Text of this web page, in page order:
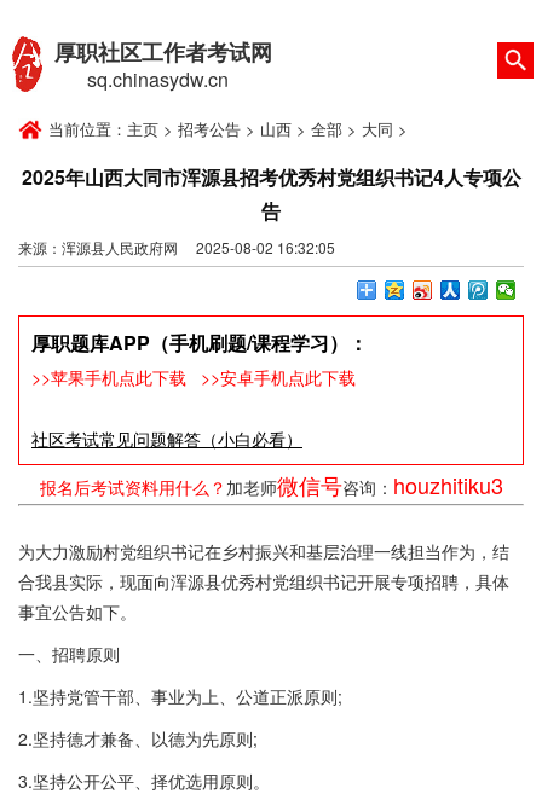
厚职社区工作者考试网
sq.chinasydw.cn
当前位置： 主页 > 招考公告 > 山西 > 全部 > 大同 >
2025年山西大同市浑源县招考优秀村党组织书记4人专项公
告
来源：浑源县人民政府网 2025-08-02 16:32:05
厚职题库APP（手机刷题/课程学习）：
>>苹果手机点此下载 >>安卓手机点此下载
社区考试常见问题解答（小白必看）
报名后考试资料用什么？ 加老师微信号咨询： houzhitiku3
为大力激励村党组织书记在乡村振兴和基层治理一线担当作为，结
合我县实际，现面向浑源县优秀村党组织书记开展专项招聘，具体
事宜公告如下。
一、招聘原则
1.坚持党管干部、事业为上、公道正派原则;
2.坚持德才兼备、以德为先原则;
3.坚持公开公平、择优选用原则。